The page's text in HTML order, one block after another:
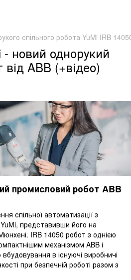
спільного робота YuMi IRB
- новий однорукий
від ABB (+відео)
промисловий робот ABB
спільної автоматизації з
представивши його на
IRB 14050 робот з однією
механізмом ABB і
в існуючі виробничі
при безпечній роботі разом з